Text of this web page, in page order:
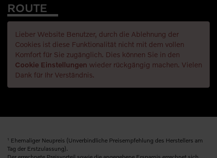
ROUTE
Lieber Website Benutzer, durch die Ablehnung der
Cookies ist diese Funktionalität nicht mit dem vollen
Komfort für Sie zugänglich. Dies können Sie in den
Cookie Einstellungen wieder rückgängig machen. Vielen
Dank für Ihr Verständnis.
1 Ehemaliger Neupreis (Unverbindliche Preisempfehlung des Herstellers am
Tag der Erstzulassung).